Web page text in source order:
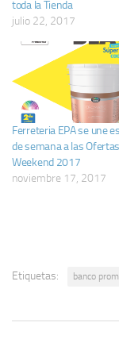
toda la Tienda
julio 22, 2017
Ferreteria EPA se une
de semana a las
Weekend 2017
noviembre 17, 2017
Etiquetas: banco